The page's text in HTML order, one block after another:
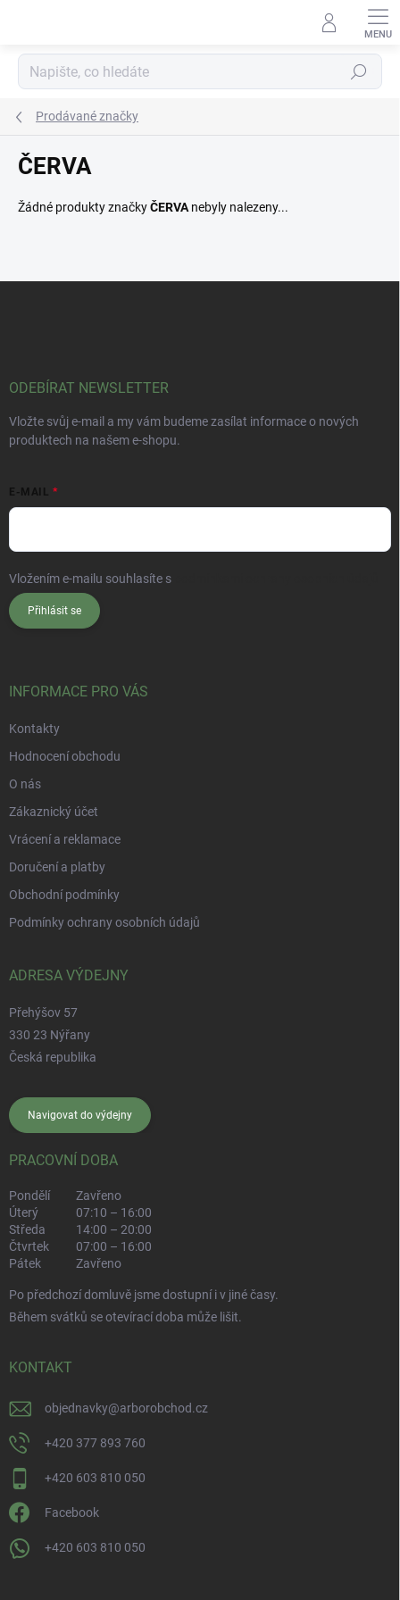
Hledat
Prodávané značky
ČERVA
Žádné produkty značkyČERVA nebyly nalezeny...
ODEBÍRAT NEWSLETTER
Vložte svůj e-mail a my vám budeme zasílat informace o nových
produktech na našem e-shopu.
E-MAIL
Vložením e-mailu souhlasíte s
Přihlásit se
INFORMACE PRO VÁS
Kontakty
Hodnocení obchodu
O nás
Zákaznický účet
Vrácení a reklamace
Doručení a platby
Obchodní podmínky
Podmínky ochrany osobních údajů
ADRESA VÝDEJNY
Přehýšov 57
330 23 Nýřany
Česká republika
Navigovat do výdejny
PRACOVNÍ DOBA
Pondělí
Zavřeno
Úterý
07:10 – 16:00
Středa
14:00 – 20:00
Čtvrtek
07:00 – 16:00
Pátek
Zavřeno
Po předchozí domluvě jsme dostupní i v jiné časy.
Během svátků se otevírací doba může lišit.
KONTAKT
objednavky@arborobchod.cz
+420 377 893 760
+420 603 810 050
Facebook
+420 603 810 050